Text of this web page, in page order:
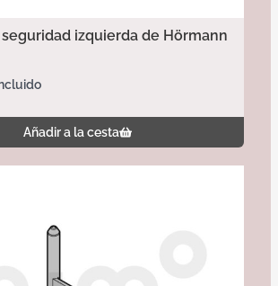
izquierda de Hörmann
Añadir a la cesta